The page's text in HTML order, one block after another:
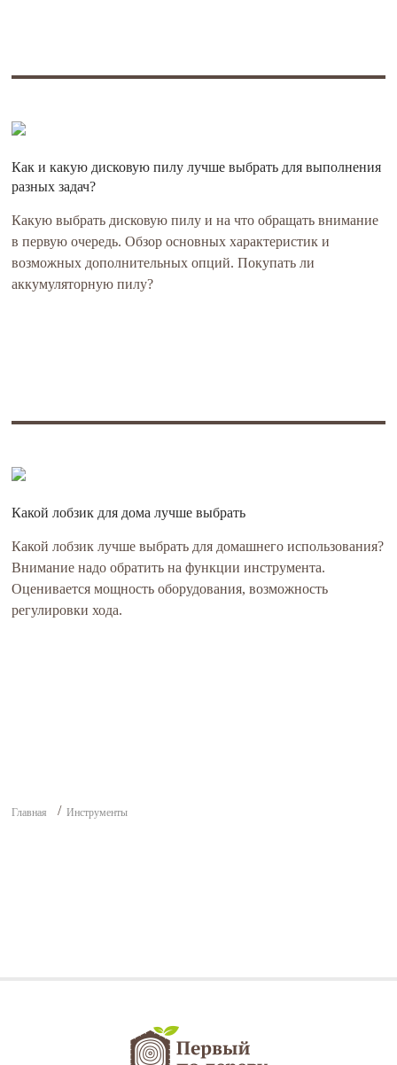
Как и какую дисковую пилу лучше выбрать для выполнения
разных задач?
Какую выбрать дисковую пилу и на что обращать внимание
в первую очередь. Обзор основных характеристик и
возможных дополнительных опций. Покупать ли
аккумуляторную пилу?
Какой лобзик для дома лучше выбрать
Какой лобзик лучше выбрать для домашнего использования?
Внимание надо обратить на функции инструмента.
Оценивается мощность оборудования, возможность
регулировки хода.
Главная Инструменты